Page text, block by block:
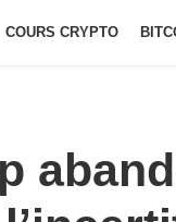
COURS CRYPTO